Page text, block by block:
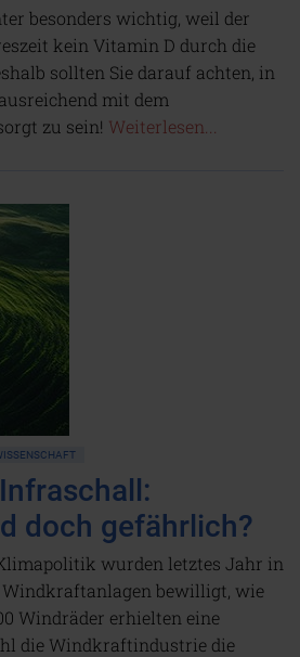
besonders wichtig, weil der
kein Vitamin D durch die
sollten Sie darauf achten, in
mit dem
zu sein! Weiterlesen...
doch gefährlich?
wurden letztes Jahr in
Windkraftanlagen bewilligt, wie
Windräder erhielten eine
die Windkraftindustrie die